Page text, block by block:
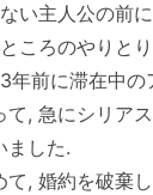
い主人公の前
ころのやりと
年前に滞在中の
, 急にシリア
ました.
て, 婚約を破棄